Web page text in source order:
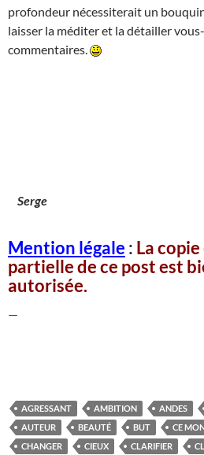
profondeur nécessiterait un
laisser la méditer et la détailler
commentaires.
Serge
Mention légale : La
partielle de ce post est
autorisée.
—
AGRESSANT AMBITION ANDES
AUTEUR
BEAUTÉ BUT CE
CHANGER
CIEUX CLARIFIER